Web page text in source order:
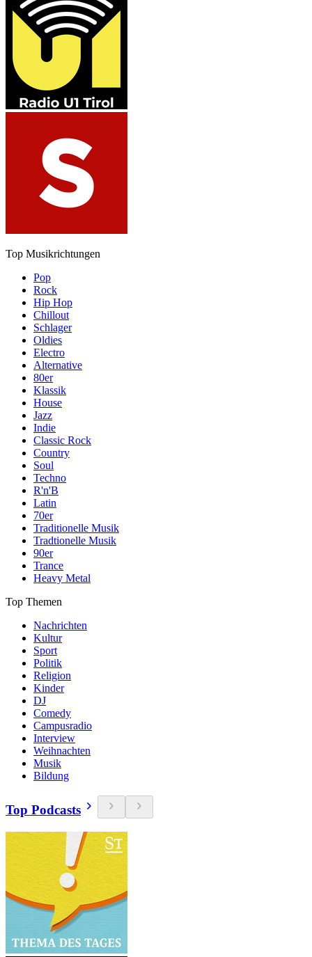
Top Musikrichtungen
Pop
Rock
Hip Hop
Chillout
Schlager
Oldies
Electro
Alternative
80er
Klassik
House
Jazz
Indie
Classic Rock
Country
Soul
Techno
R'n'B
Latin
70er
Traditionelle Musik
Tradtionelle Musik
90er
Trance
Heavy Metal
Top Themen
Nachrichten
Kultur
Sport
Politik
Religion
Kinder
DJ
Comedy
Campusradio
Interview
Weihnachten
Musik
Bildung
Top Podcasts